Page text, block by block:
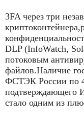
3FA через три
DLP (InfoWatch,
потоковым
файлов.Наличие
ФСТЭК России по
подтверждающего
стало одним из